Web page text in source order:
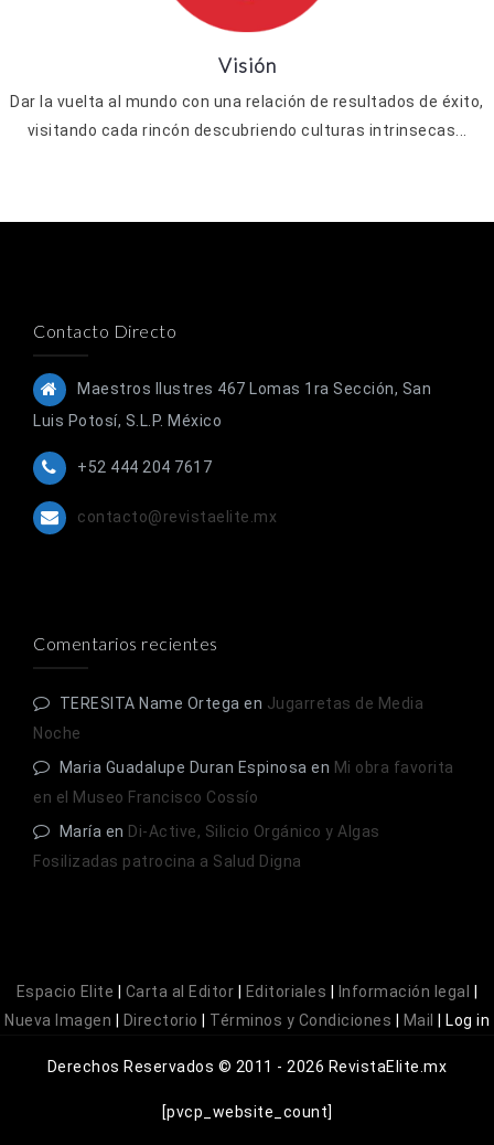
Visión
Dar la vuelta al mundo con una relación de resultados de éxito,
visitando cada rincón descubriendo culturas intrinsecas...
Contacto Directo
Maestros Ilustres 467 Lomas 1ra Sección, San
Luis Potosí, S.L.P. México
+52 444 204 7617
contacto@revistaelite.mx
Comentarios recientes
TERESITA Name Ortega en Jugarretas de Media
Noche
Maria Guadalupe Duran Espinosa en Mi obra favorita
en el Museo Francisco Cossío
María en Di-Active, Silicio Orgánico y Algas
Fosilizadas patrocina a Salud Digna
Espacio Elite Carta al Editor Editoriales Información legal
Nueva Imagen
Directorio Términos y Condiciones Mail Log in
Derechos Reservados © 2011 - 2026 RevistaElite.mx
[pvcp_website_count]